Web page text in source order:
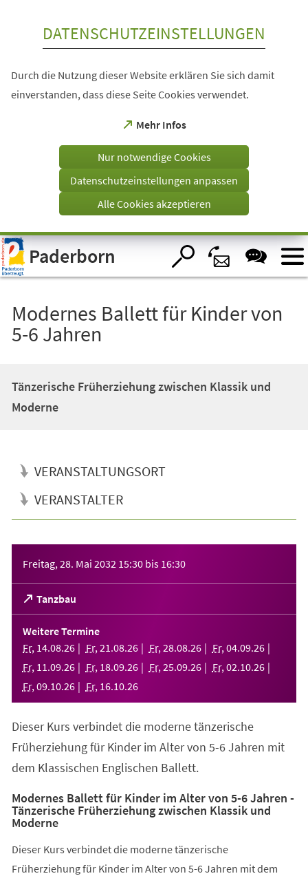
Visuelle
Assistenzsoftware
öffnen.
DATENSCHUTZEINSTELLUNGEN
Durch die Nutzung dieser Website erklären Sie sich damit
einverstanden, dass diese Seite Cookies verwendet.
Mehr Infos
(Öffnet
einem
Tab)
Nur notwendige Cookies
Datenschutzeinstellungen anpassen
Alle Cookies akzeptieren
Paderborn
Modernes Ballett für Kinder von
5-6 Jahren
Tänzerische Früherziehung zwischen Klassik und
Moderne
VERANSTALTUNGSORT
VERANSTALTER
Freitag, 28. Mai 2032 15:30 bis 16:30
Tanzbau
(Öffnet
in
einem
neuen
Tab)
Weitere Termine
Fr, 14.08.26 Fr, 21 .08.26 Fr, 28.08.26 Fr, 04.09.26
Fr, 11 .09.26 Fr, 18.09.26 Fr, 25.09.26 Fr, 02.10.26
Fr, 09.10.26 Fr, 16.10.26
Dieser Kurs verbindet die moderne tänzerische
Früherziehung für Kinder im Alter von 5-6 Jahren mit
dem Klassischen Englischen Ballett.
Modernes Ballett für Kinder im Alter von 5-6 Jahren -
Tänzerische Früherziehung zwischen Klassik und
Moderne
Dieser Kurs verbindet die moderne tänzerische
Früherziehung für Kinder im Alter von 5-6 Jahren mit dem